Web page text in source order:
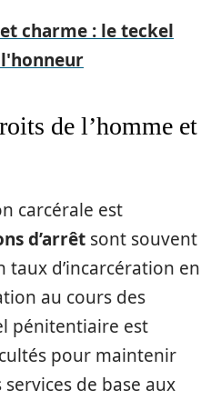
charme : le teckel
de l’homme et
carcérale est
d’arrêt sont souvent
taux d’incarcération en
au cours des
pénitentiaire est
pour maintenir
de base aux